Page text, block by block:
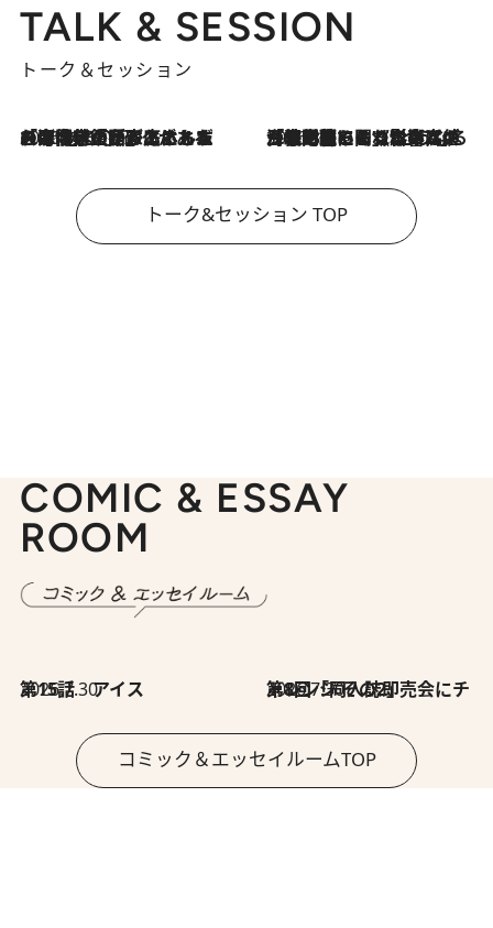
TALK & SESSION
トーク＆セッション
2026.8.3
「今後値上げがあるとすれば…」「リスクがあるのは今年の冬」エネルギー専門家が語る、ホルムズ海峡封鎖が家庭にもたらす“ある心配” 2026.8.3
「住宅建てられない…」「サーチャージ料の高値が続いている」ホルムズ海峡封鎖による影響はいつまで続く？《エネルギー専門家に聞く“どうなる日本の暮らし”》
トーク&セッション TOP
COMIC & ESSAY
ROOM
2026.7.30
第15話 アイス 2026.7.30
第8回「同人誌即売会にチャレンジ その2」
コミック＆エッセイルームTOP